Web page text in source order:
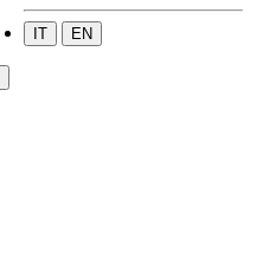
IT EN